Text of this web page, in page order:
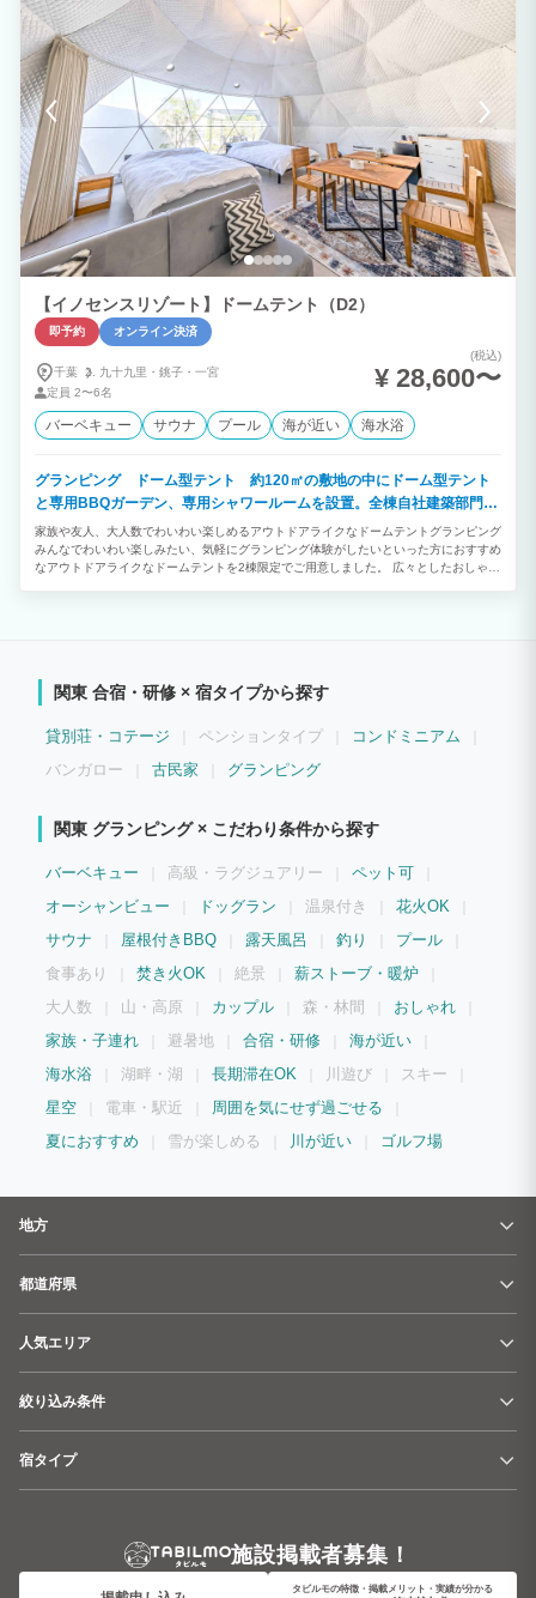
【イノセンスリゾート】ドームテント（D2）
即予約 オンライン決済
千葉 九十九里・ 銚子・ 一宮
定員 2〜6名
(税込)
¥ 28,600〜
バーベキュー サウナ プール 海が近い 海水浴
グランピング ドーム型テント 約120㎡の敷地の中にドーム型テント
と専用BBQガーデン、専用シャワールームを設置。全棟自社建築部門で
デザイン建築されたお洒落なお部屋です。
家族や友人、大人数でわいわい楽しめるアウトドアライクなドームテントグランピング
みんなでわいわい楽しみたい、気軽にグランピング体験がしたいといった方におすすめ
なアウトドアライクなドームテントを2棟限定でご用意しました。 広々としたおしゃれ
関東 合宿・研修 × 宿タイプから探す
貸別荘・コテージ ペンションタイプ
コンドミニアム
バンガロー
古民家 グランピング
関東 グランピング × こだわり条件から探す
バーベキュー 高級・ラグジュアリー
ペット可
オーシャンビュー
ドッグラン 温泉付き
花火OK
サウナ
屋根付きBBQ 露天風呂 釣り
プール
食事あり
焚き火OK 絶景
薪ストーブ・暖炉
大人数
山・高原 カップル 森・林間
おしゃれ
家族・子連れ
避暑地 合宿・研修
海が近い
海水浴
湖畔・湖 長期滞在OK 川遊び
スキー
星空
電車・駅近
周囲を気にせず過ごせる
夏におすすめ
雪が楽しめる 川が近い ゴルフ場
地方
都道府県
人気エリア
絞り込み条件
宿タイプ
施設掲載者募集！
タビルモの特徴・掲載メリット・実績が分かる